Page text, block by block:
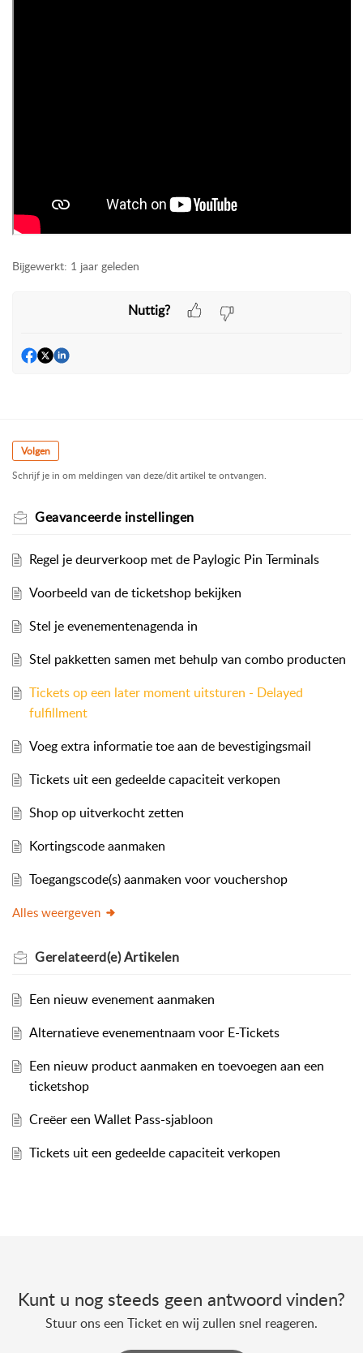
Bijgewerkt: 1 jaar geleden
Nuttig?
Volgen
Schrijf je in om meldingen van deze/dit artikel te ontvangen.
Geavanceerde instellingen
Regel je deurverkoop met de Paylogic Pin Terminals
Voorbeeld van de ticketshop bekijken
Stel je evenementenagenda in
Stel pakketten samen met behulp van combo producten
Tickets op een later moment uitsturen - Delayed
fulfillment
Voeg extra informatie toe aan de bevestigingsmail
Tickets uit een gedeelde capaciteit verkopen
Shop op uitverkocht zetten
Kortingscode aanmaken
Toegangscode(s) aanmaken voor vouchershop
Alles weergeven
Gerelateerd(e)Artikelen
Een nieuw evenement aanmaken
Alternatieve evenementnaam voor E-Tickets
Een nieuw product aanmaken en toevoegen aan een
ticketshop
Creëer een Wallet Pass-sjabloon
Tickets uit een gedeelde capaciteit verkopen
Kunt u nog steeds geen antwoord vinden?
Stuur ons een Ticket en wij zullen snel reageren.